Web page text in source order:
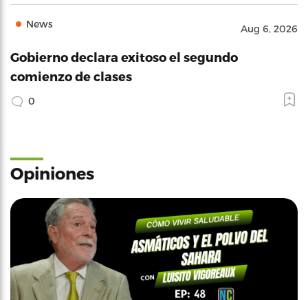
News Aug 6, 2026
Gobierno declara exitoso el segundo
comienzo de clases
0
Opiniones